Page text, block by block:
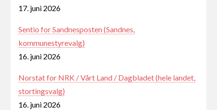
17. juni 2026
Sentio for Sandnesposten (Sandnes,
kommunestyrevalg)
16. juni 2026
Norstat for NRK / Vårt Land / Dagbladet (hele landet,
stortingsvalg)
16. juni 2026